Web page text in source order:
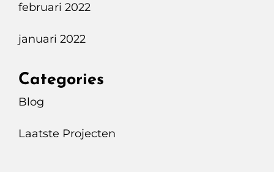
februari 2022
januari 2022
Categories
Blog
Laatste Projecten